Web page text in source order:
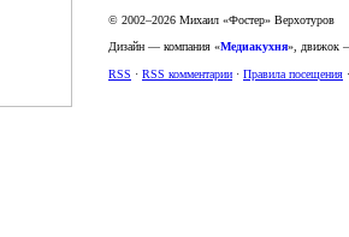
© 2002–2026 Михаил «Фостер» Верхотуров
Дизайн — компания «Медиакухня»,
RSS · RSS комментарии · Правила посещения